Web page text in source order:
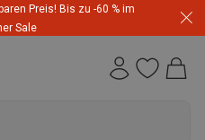
Preis! Bis zu -60 % im
Sale